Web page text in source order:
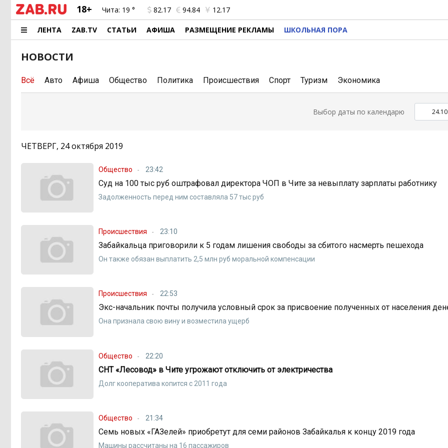
18+ Чита: 19 ° 82.17 94.84 12.17
ЛЕНТА ZAB.TV СТАТЬИ АФИША РАЗМЕЩЕНИЕ РЕКЛАМЫ ШКОЛЬНАЯ ПОРА
НОВОСТИ
Всё Авто Афиша Общество Политика Происшествия Спорт Туризм Экономика
Выбор даты по календарю
ЧЕТВЕРГ, 24 октября 2019
Общество 23:42
Суд на 100 тыс руб оштрафовал директора ЧОП в Чите за невыплату зарплаты работнику
Задолженность перед ним составляла 57 тыс руб
Происшествия 23:10
Забайкальца приговорили к 5 годам лишения свободы за сбитого насмерть пешехода
Он также обязан выплатить 2,5 млн руб моральной компенсации
Происшествия 22:53
Экс-начальник почты получила условный срок за присвоение полученных от населения
Она признала свою вину и возместила ущерб
Общество 22:20
СНТ «Лесовод» в Чите угрожают отключить от электричества
Долг кооператива копится с 2011 года
Общество 21:34
Семь новых «ГАЗелей» приобретут для семи районов Забайкалья к концу 2019 года
Машины рассчитаны на 16 пассажиров